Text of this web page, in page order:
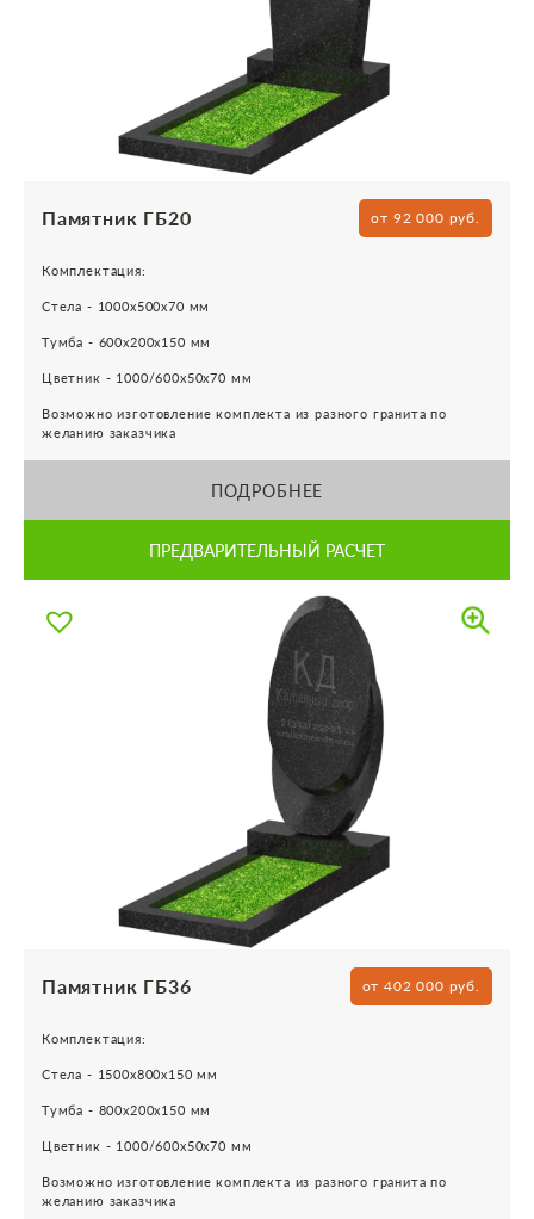
Памятник ГБ20 от 92 000 руб.
Комплектация:
Стела - 1000х500х70 мм
Тумба - 600х200х150 мм
Цветник - 1000/600х50х70 мм
Возможно изготовление комплекта из разного гранита по
желанию заказчика
ПОДРОБНЕЕ
ПРЕДВАРИТЕЛЬНЫЙ РАСЧЕТ
Памятник ГБ36 от 402 000 руб.
Комплектация:
Стела - 1500х800х150 мм
Тумба - 800х200х150 мм
Цветник - 1000/600х50х70 мм
Возможно изготовление комплекта из разного гранита по
желанию заказчика